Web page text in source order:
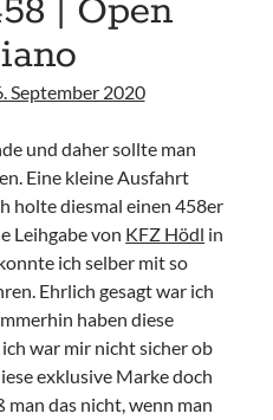
| Open
September 2020
und daher sollte man
Eine kleine Ausfahrt
holte diesmal einen 458er
Leihgabe von KFZ Hödl in
ich selber mit so
Ehrlich gesagt war ich
haben diese
war mir nicht sicher ob
exklusive Marke doch
das nicht, wenn man